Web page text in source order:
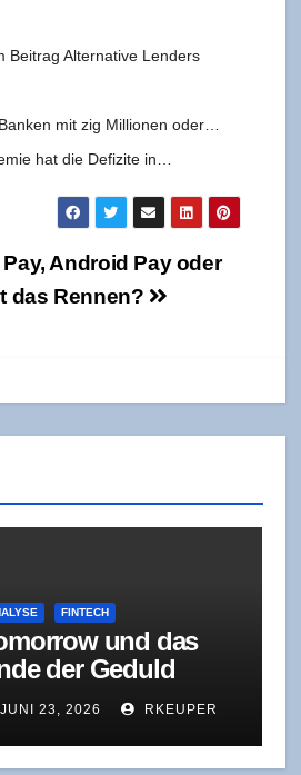
Bei­trag Alter­na­ti­ve Len­ders
mit zig Mil­lio­nen oder…
hat die Defi­zi­te in…
Android Pay oder
das Rennen?
FINTECH
und das
der Geduld
JUNI 23, 2026 RKEUPER